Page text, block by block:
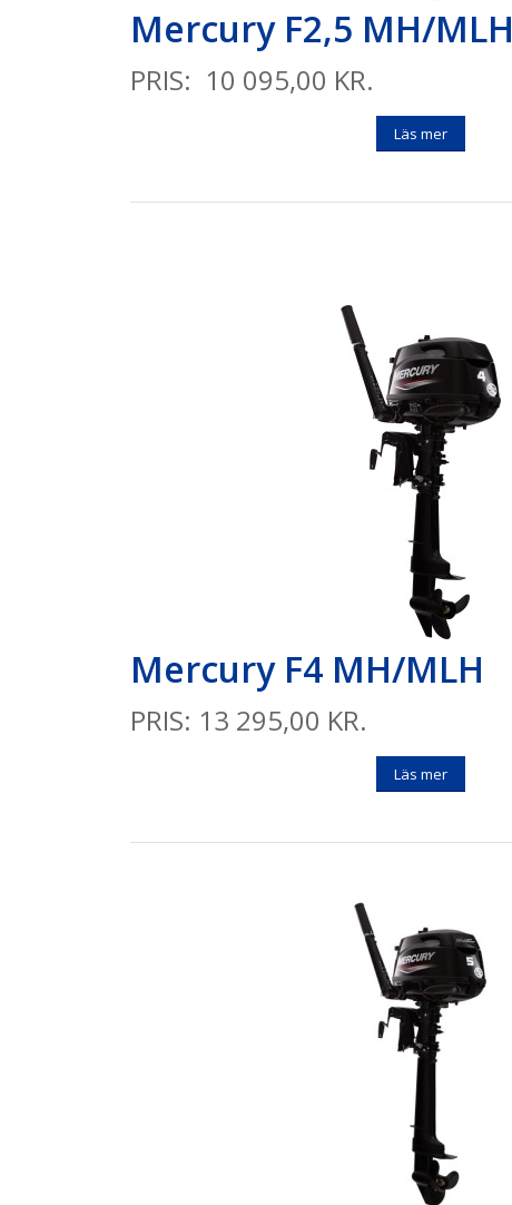
Mercury F2,5 MH/MLH
PRIS: 10 095,00 KR.
Läs mer
Mercury F4 MH/MLH
PRIS: 13 295,00 KR.
Läs mer